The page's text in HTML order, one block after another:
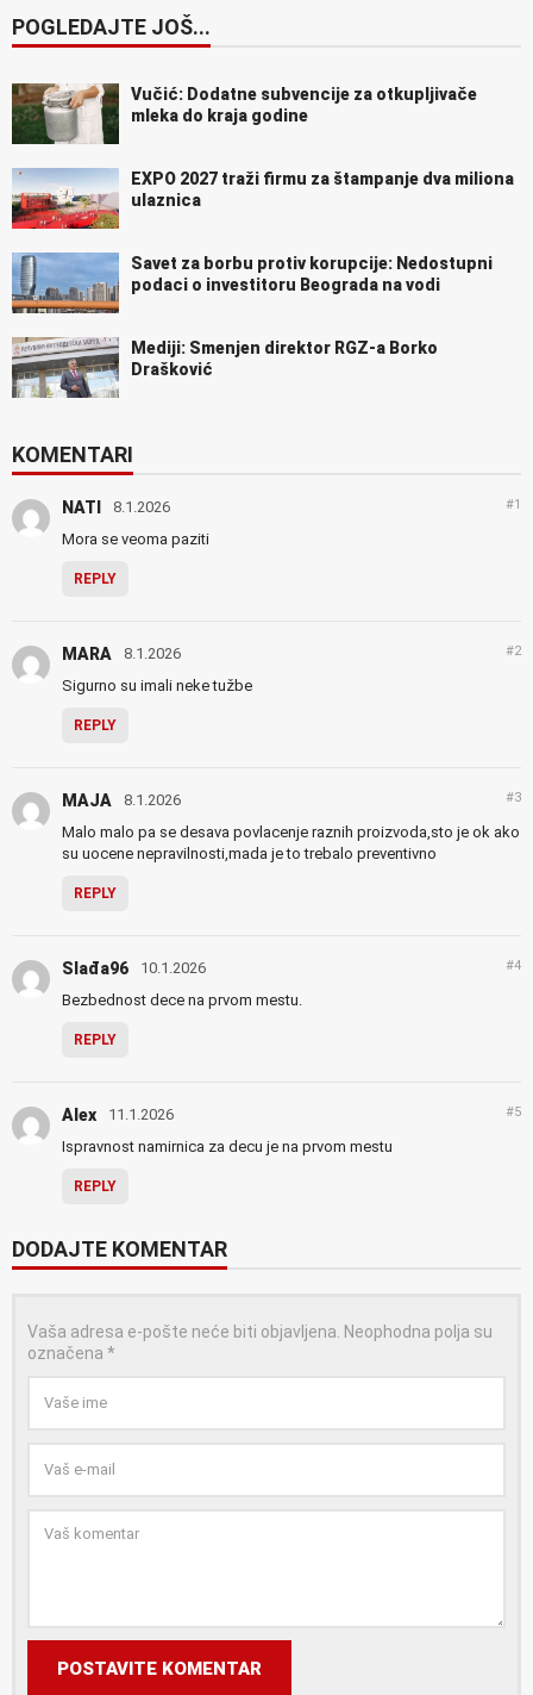
POGLEDAJTE JOŠ...
Vučić: Dodatne subvencije za otkupljivače
mleka do kraja godine
EXPO 2027 traži firmu za štampanje dva miliona
ulaznica
Savet za borbu protiv korupcije: Nedostupni
podaci o investitoru Beograda na vodi
Mediji: Smenjen direktor RGZ-a Borko
Drašković
KOMENTARI
NATI 8.1.2026 #1
Mora se veoma paziti
REPLY
MARA 8.1.2026 #2
Sigurno su imali neke tužbe
REPLY
MAJA 8.1.2026 #3
Malo malo pa se desava povlacenje raznih proizvoda,sto je ok ako
su uocene nepravilnosti,mada je to trebalo preventivno
REPLY
Slađa96 10.1.2026 #4
Bezbednost dece na prvom mestu.
REPLY
Alex 11.1.2026 #5
Ispravnost namirnica za decu je na prvom mestu
REPLY
DODAJTE KOMENTAR
Vaša adresa e-pošte neće biti objavljena. Neophodna polja su
označena *
POSTAVITE KOMENTAR